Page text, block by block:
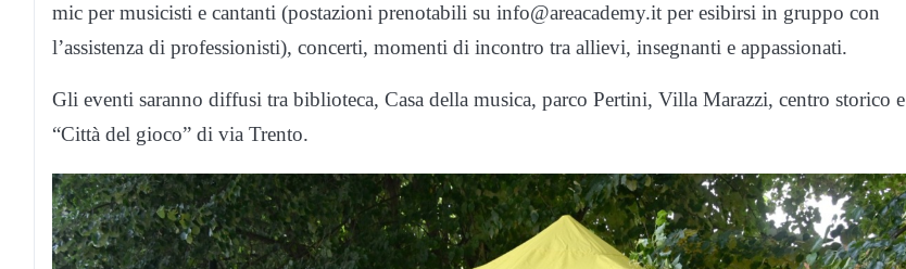
mic per musicisti e cantanti (postazioni prenotabili su info@areacademy.it per esibirsi in gruppo con
l’assistenza di professionisti), concerti, momenti di incontro tra allievi, insegnanti e appassionati.
Gli eventi saranno diffusi tra biblioteca, Casa della musica, parco Pertini, Villa Marazzi, centro storico e
“Città del gioco” di via Trento.